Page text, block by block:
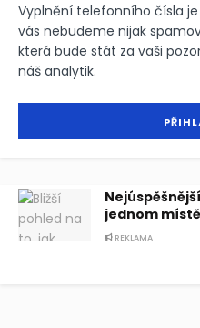
Vyplnění telefonního čísla
vás nebudeme nijak
která bude stát za vaši
náš analytik.
jednom místě
REKLAMA